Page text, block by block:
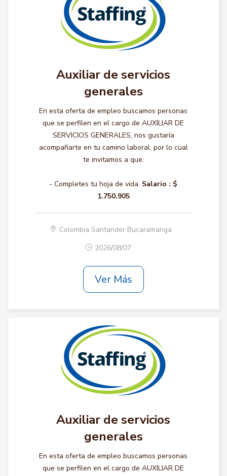
Auxiliar de servicios
generales
En esta oferta de empleo buscamos personas
que se perfilen en el cargo de AUXILIAR DE
SERVICIOS GENERALES, nos gustaría
acompañarte en tu camino laboral, por lo cual
te invitamos a que:
- Completes tu hoja de vida. Salario : $
1.750.905
Colombia Santander Bucaramanga
2026/08/07
Ver Más
Auxiliar de servicios
generales
En esta oferta de empleo buscamos personas
que se perfilen en el cargo de AUXILIAR DE